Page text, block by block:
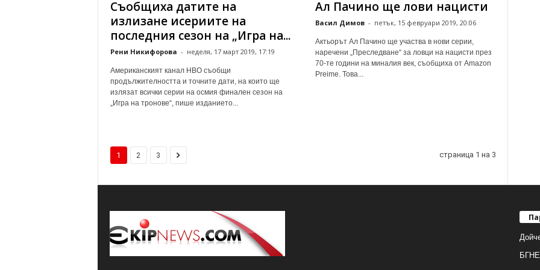
Съобщиха датите на
излизане исериите на
последния сезон на „Игра на...
Рени Никифорова - неделя, 17 март 2019, 17:19
Американският канал НВО съобщи
продължителността и точните дати, на които ще
излязат всички серии на осмия финален сезон на
„Игра на тронове“, пише изданието...
Ал Пачино ще лови нацисти
Васил Димов - петък, 15 февруари 2019, 20:06
Актьорът Ал Пачино ще участва в нови серии,
наречени „Преследване“ за ловци на нацисти през
70-те години на миналия век, съобщиха от Amazon
Preime. Това...
1 2 3 страница 1 на 3